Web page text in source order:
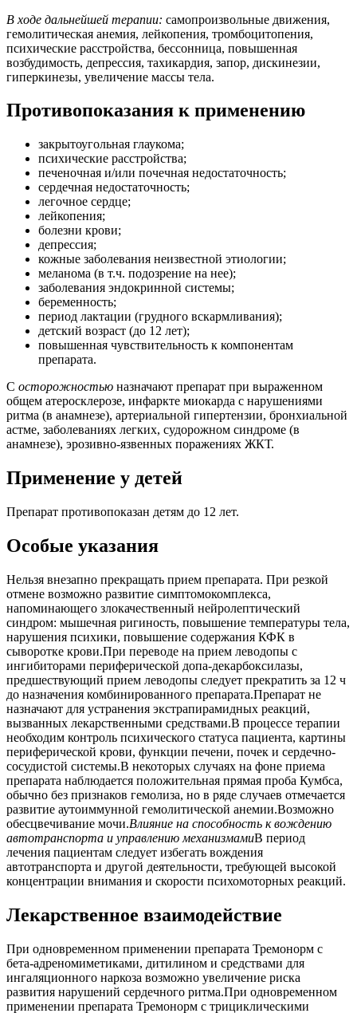
В ходе дальнейшей терапии: самопроизвольные движения,
гемолитическая анемия, лейкопения, тромбоцитопения,
психические расстройства, бессонница, повышенная
возбудимость, депрессия, тахикардия, запор, дискинезии,
гиперкинезы, увеличение массы тела.
Противопоказания к применению
закрытоугольная глаукома;
психические расстройства;
печеночная и/или почечная недостаточность;
сердечная недостаточность;
легочное сердце;
лейкопения;
болезни крови;
депрессия;
кожные заболевания неизвестной этиологии;
меланома (в т.ч. подозрение на нее);
заболевания эндокринной системы;
беременность;
период лактации (грудного вскармливания);
детский возраст (до 12 лет);
повышенная чувствительность к компонентам
препарата.
С осторожностью назначают препарат при выраженном
общем атеросклерозе, инфаркте миокарда с нарушениями
ритма (в анамнезе), артериальной гипертензии, бронхиальной
астме, заболеваниях легких, судорожном синдроме (в
анамнезе), эрозивно-язвенных поражениях ЖКТ.
Применение у детей
Препарат противопоказан детям до 12 лет.
Особые указания
Нельзя внезапно прекращать прием препарата. При резкой
отмене возможно развитие симптомокомплекса,
напоминающего злокачественный нейролептический
синдром: мышечная ригиность, повышение температуры тела,
нарушения психики, повышение содержания КФК в
сыворотке крови.При переводе на прием леводопы с
ингибиторами периферической допа-декарбоксилазы,
предшествующий прием леводопы следует прекратить за 12 ч
до назначения комбинированного препарата.Препарат не
назначают для устранения экстрапирамидных реакций,
вызванных лекарственными средствами.В процессе терапии
необходим контроль психического статуса пациента, картины
периферической крови, функции печени, почек и сердечно-
сосудистой системы.В некоторых случаях на фоне приема
препарата наблюдается положительная прямая проба Кумбса,
обычно без признаков гемолиза, но в ряде случаев отмечается
развитие аутоиммунной гемолитической анемии.Возможно
обесцвечивание мочи.Влияние на способность к вождению
автотранспорта и управлению механизмамиВ период
лечения пациентам следует избегать вождения
автотранспорта и другой деятельности, требующей высокой
концентрации внимания и скорости психомоторных реакций.
Лекарственное взаимодействие
При одновременном применении препарата Тремонорм с
бета-адреномиметиками, дитилином и средствами для
ингаляционного наркоза возможно увеличение риска
развития нарушений сердечного ритма.При одновременном
применении препарата Тремонорм с трициклическими